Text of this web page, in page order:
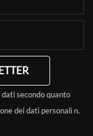
secondo quanto
dei dati personali n.